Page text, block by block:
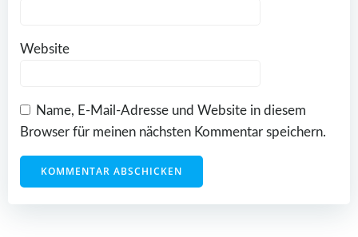
Website
Name, E-Mail-Adresse und Website in diesem
Browser für meinen nächsten Kommentar speichern.